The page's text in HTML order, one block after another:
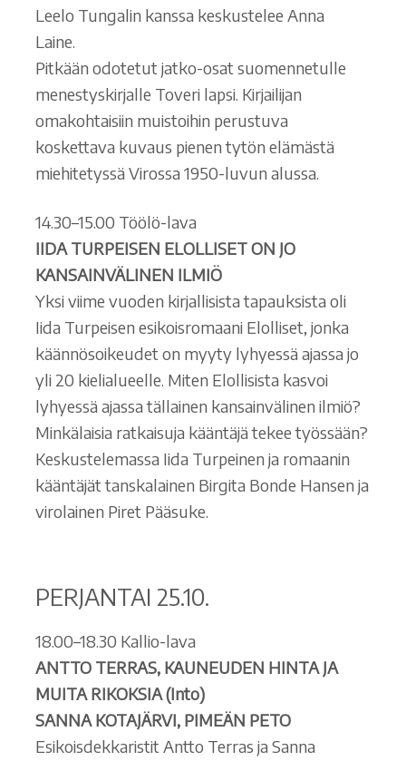
Leelo Tungalin kanssa keskustelee Anna
Laine.
Pitkään odotetut jatko-osat suomennetulle
menestyskirjalle Toveri lapsi. Kirjailijan
omakohtaisiin muistoihin perustuva
koskettava kuvaus pienen tytön elämästä
miehitetyssä Virossa 1950-luvun alussa.
14.30–15.00 Töölö-lava
IIDA TURPEISEN ELOLLISET ON JO
KANSAINVÄLINEN ILMIÖ
Yksi viime vuoden kirjallisista tapauksista oli
Iida Turpeisen esikoisromaani Elolliset, jonka
käännösoikeudet on myyty lyhyessä ajassa jo
yli 20 kielialueelle. Miten Elollisista kasvoi
lyhyessä ajassa tällainen kansainvälinen ilmiö?
Minkälaisia ratkaisuja kääntäjä tekee työssään?
Keskustelemassa Iida Turpeinen ja romaanin
kääntäjät tanskalainen Birgita Bonde Hansen ja
virolainen Piret Pääsuke.
PERJANTAI 25.10.
18.00–18.30 Kallio-lava
ANTTO TERRAS, KAUNEUDEN HINTA JA
MUITA RIKOKSIA (Into)
SANNA KOTAJÄRVI, PIMEÄN PETO
Esikoisdekkaristit Antto Terras ja Sanna